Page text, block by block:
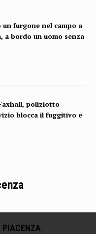
furgone nel campo a
a bordo un uomo senza
poliziotto
blocca il fuggitivo e
PIACENZA